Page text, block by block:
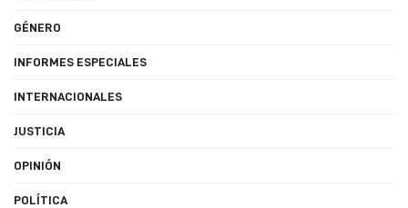
GÉNERO
INFORMES ESPECIALES
INTERNACIONALES
JUSTICIA
OPINIÓN
POLÍTICA